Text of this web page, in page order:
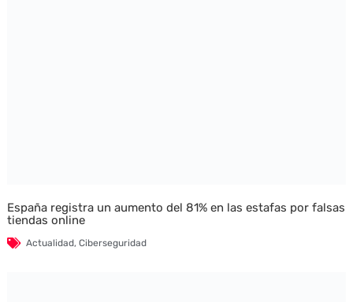
España registra un aumento del 81% en las estafas por falsas
tiendas online
Actualidad, Ciberseguridad